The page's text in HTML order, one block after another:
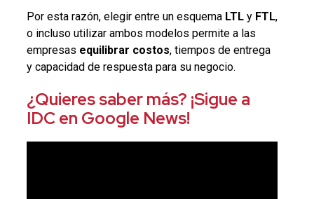
Por esta razón, elegir entre un esquema LTLy FTL,
o incluso utilizar ambos modelos permite a las
empresas equilibrar costos, tiempos de entrega
y capacidad de respuesta para su negocio.
¿Quieres saber más? ¡Sigue a
IDC en Google News!